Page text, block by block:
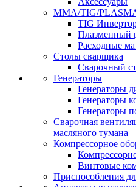
MMA/TIG/
TIG
Плазменный
Расходные
Столы сварщика
Сварочный
Генераторы
Генераторы
Генераторы
Генераторы
Сварочная
масляного тумана
Компрессорное
Винтовые
Приспособления